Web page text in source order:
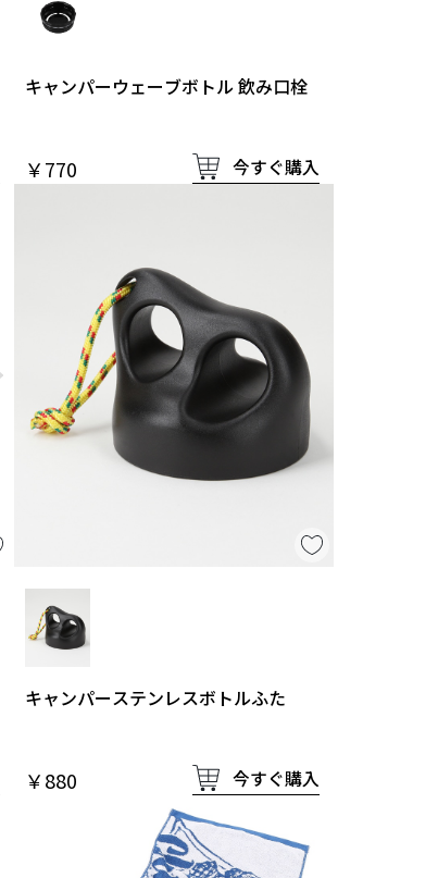
キャンパーウェーブボトル 飲み口栓
￥770 今すぐ購入
キャンパーステンレスボトルふた
￥880 今すぐ購入